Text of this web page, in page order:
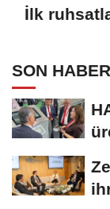
İlk
SON